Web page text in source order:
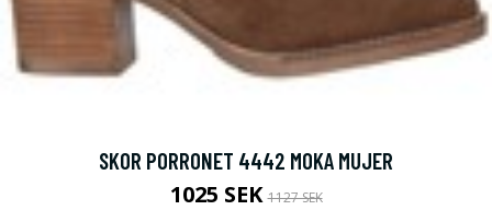
SKOR PORRONET 4442 MOKA MUJER
1025 SEK1127 SEK